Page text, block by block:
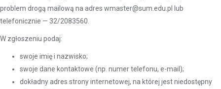
problem drogą mailową na adres wmaster@sum.edu.pl lub
telefonicznie — 32/2083560.
W zgłoszeniu podaj:
swoje imię i nazwisko;
swoje dane kontaktowe (np. numer telefonu, e-mail);
dokładny adres strony internetowej, na której jest niedostępny